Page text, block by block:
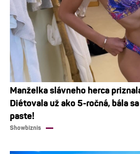
Manželka slávneho herca
Diétovala už ako 5-ročná, bála
paste!
Showbiznis